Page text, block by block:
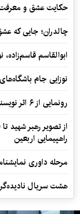
حکایت عشق و معرفت
چالدران؛ جایی که
ابوالقاسم
نوزایی جام
رونمایی از ۶ اثر نویسندگان دلیجان در آیین «سر این قلم سلامت»
از تصویر رهبر شهید
راهپیمایی اربعین
مرحله داوری
هشت سریال